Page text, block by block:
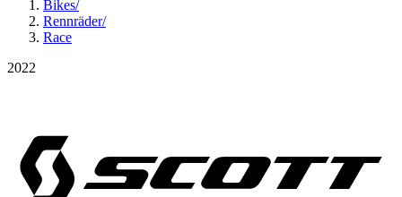
Bikes/
Rennräder/
Race
2022